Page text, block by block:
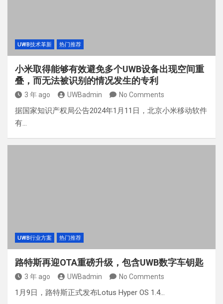
UWB技术革新 热门推荐
小米取得能够有效避免多个UWB设备出现空间重
叠，而无法被识别的情况发生的专利
3 年 ago UWBadmin No Comments
据国家知识产权局公告2024年1月11日，北京小米移动软件
有…
UWB行业方案 热门推荐
路特斯再迎OTA重磅升级，包含UWB数字车钥匙
3 年 ago UWBadmin No Comments
1月9日，路特斯正式发布Lotus Hyper OS 1.4…